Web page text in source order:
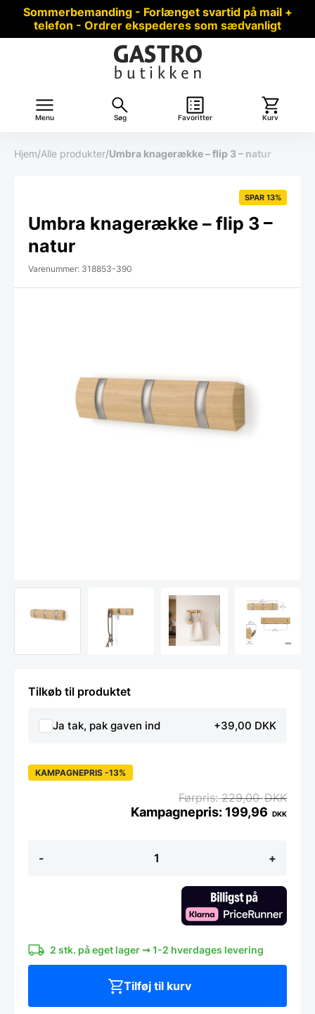
Sommerbemanding - Forlænget svartid på mail +
telefon - Ordrer ekspederes som sædvanligt
Menu Søg Favoritter Kurv
Hjem/Alle produkter/Umbra knagerække – flip 3 – natur
SPAR 13%
Umbra knagerække – flip 3 –
natur
Varenummer: 318853-390
Tilkøb til produktet
Ja tak, pak gaven ind +39,00 DKK
-
knagerække
+
KAMPAGNEPRIS -13%
229,00DKK
199,96 DKK
2 stk. på eget lager ➞ 1-2 hverdages levering
Tilføj til kurv